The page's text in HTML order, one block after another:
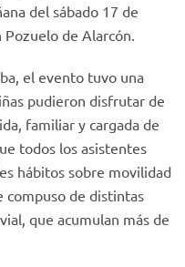
del sábado 17 de
Pozuelo de Alarcón.
el evento tuvo una
pudieron disfrutar de
familiar y cargada de
todos los asistentes
hábitos sobre movilidad
compuso de distintas
que acumulan más de